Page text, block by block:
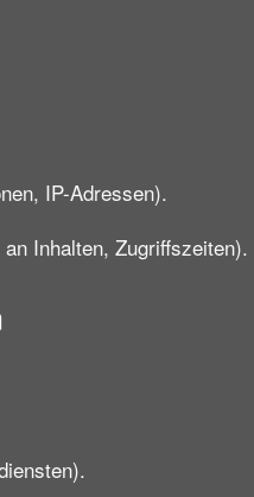
IP-Adressen).
Inhalten, Zugriffszeiten).